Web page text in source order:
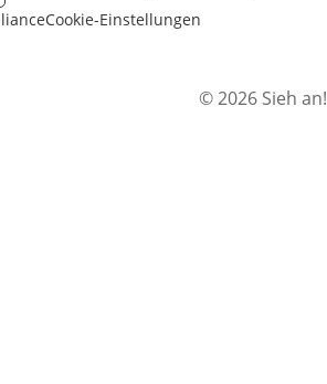
Cookie-Einstellungen
© 2026 Sieh an!